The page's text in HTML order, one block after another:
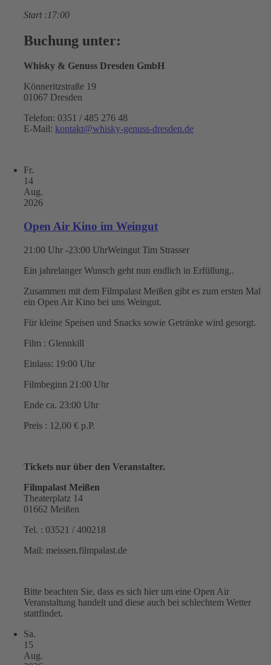
Start :17:00
Buchung unter:
Whisky & Genuss Dresden GmbH
Könneritzstraße 19
01067 Dresden
Telefon: 0351 / 485 276 48
E-Mail: kontakt@whisky-genuss-dresden.de
Fr.
14
Aug.
2026
Open Air Kino im Weingut
21:00 Uhr -23:00 UhrWeingut Tim Strasser
Ein jahrelanger Wunsch geht nun endlich in Erfüllung..
Zusammen mit dem Filmpalast Meißen gibt es zum ersten Mal
ein Open Air Kino bei uns Weingut.
Für kleine Speisen und Snacks sowie Getränke wird gesorgt.
Film : Glennkill
Einlass: 19:00 Uhr
Filmbeginn 21:00 Uhr
Ende ca. 23:00 Uhr
Preis : 12,00 € p.P.
Tickets nur über den Veranstalter.
Filmpalast Meißen
Theaterplatz 14
01662 Meißen
Tel. : 03521 / 400218
Mail: meissen.filmpalast.de
Bitte beachten Sie, dass es sich hier um eine Open Air
Veranstaltung handelt und diese auch bei schlechtem Wetter
stattfindet.
Sa.
15
Aug.